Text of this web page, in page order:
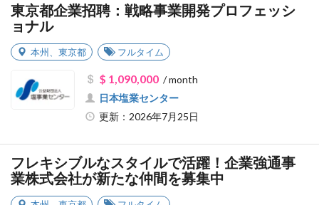
東京都企業招聘：戦略事業開発プロフェッシ
ョナル
本州 東京都 フルタイム
$ 1,090,000/ month
日本塩業センター
更新：2026年7月25日
フレキシブルなスタイルで活躍！企業強通事
業株式会社が新たな仲間を募集中